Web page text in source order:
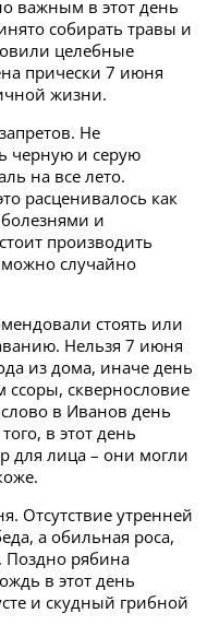
важным в этот день
собирать травы и
целебные
прически 7 июня
жизни.
Не
черную и серую
на все лето.
расценивалось как
и
производить
случайно
стоять или
Нельзя 7 июня
из дома, иначе день
ссоры, сквернословие
в Иванов день
в этот день
для лица – они могли
Отсутствие утренней
а обильная роса,
Поздно рябина
в этот день
и скудный грибной